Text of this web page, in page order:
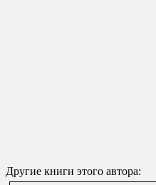
Другие книги этого автора: